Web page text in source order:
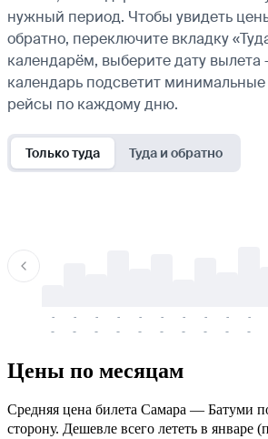
нужный период. Чтобы увидеть
обратно, переключите вкладку
календарём, выберите дату
календарь подсветит
рейсы по каждому дню.
Только туда Туда и обратно
-
-
-
-
-
-
-
-
-
-
-
-
-
-
-
-
-
-
-
-
Цены по месяцам
Средняя цена билета Самара — Батуми
сторону. Дешевле всего лететь в январе